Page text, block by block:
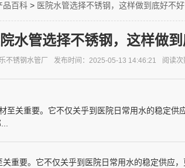
品百科 > 医院水管选择不锈钢，这样做到底好不好
水管选择不锈钢，这样做到
不锈钢水管厂 发布时间：2025-05-13 14:46:21 阅读次
至关重要。它不仅关乎到医院日常用水的稳定
重要。它不仅关乎到医院日常用水的稳定供应，